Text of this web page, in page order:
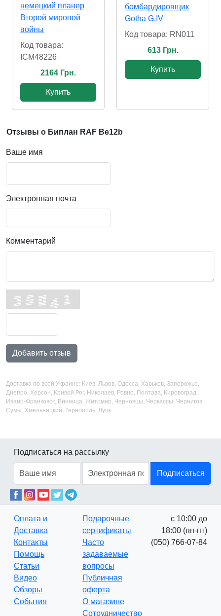
немецкий планер
Второй мировой
войны
Код товара:
ICM48226
2164 Грн.
Купить
бомбардировщик
Gotha G.IV
Код товара: RN011
613 Грн.
Купить
Отзывы о Биплан RAF Be12b
Ваше имя
Электронная почта
Комментарий
Добавить отзыв
Доставка по всей Украине: Киев, Львов, Одесса, Харьков, Запорожье,
Днепро, Херсон, Кривой Рог, Николаев, Ровно, Полтава, Кировоград,
Ивано-Франковск, Винница, Житомир, Черновцы, Черкассы, Чернигов,
Сумы, Хмельницкий, Тернополь, Луцк
Подписаться на рассылку
Подписаться
Оплата и
Доставка
Контакты
Помощь
Статьи
Видео
Обзоры
События
Подарочные
сертификаты
Часто
задаваемые
вопросы
Публичная
оферта
О магазине
Сотрудничество
с 10:00 до
18:00 (пн-пт)
(050) 766-07-84